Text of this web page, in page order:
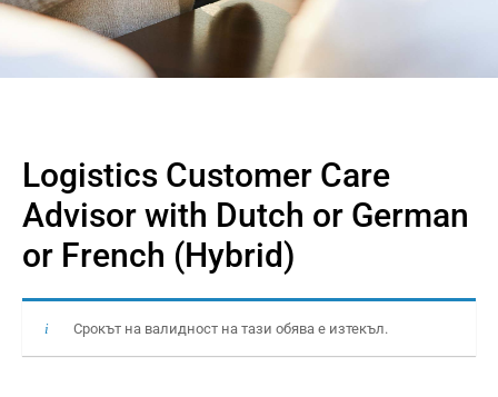
Logistics Customer Care
Advisor with Dutch or German
or French (Hybrid)
Срокът на валидност на тази обява е изтекъл.